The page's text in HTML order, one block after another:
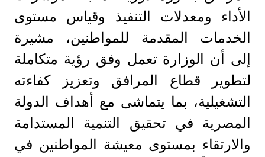
الأداء ومعدلات التنفيذ وقياس مستوى
الخدمات المقدمة للمواطنين، مشيرة
إلى أن الوزارة تعمل وفق رؤية متكاملة
لتطوير قطاع المرافق وتعزيز كفاءته
التشغيلية، بما يتماشى مع أهداف الدولة
المصرية في تحقيق التنمية المستدامة
والارتقاء بمستوى معيشة المواطنين في